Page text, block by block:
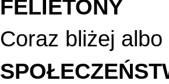
FELIETONY
Coraz bliżej